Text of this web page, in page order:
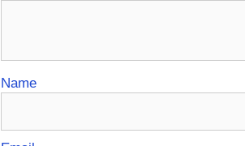
Name